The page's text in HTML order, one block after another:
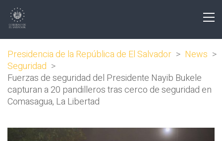
Presidencia de la República de El Salvador > News >
Seguridad >
Fuerzas de seguridad del Presidente Nayib Bukele
capturan a 20 pandilleros tras cerco de seguridad en
Comasagua, La Libertad